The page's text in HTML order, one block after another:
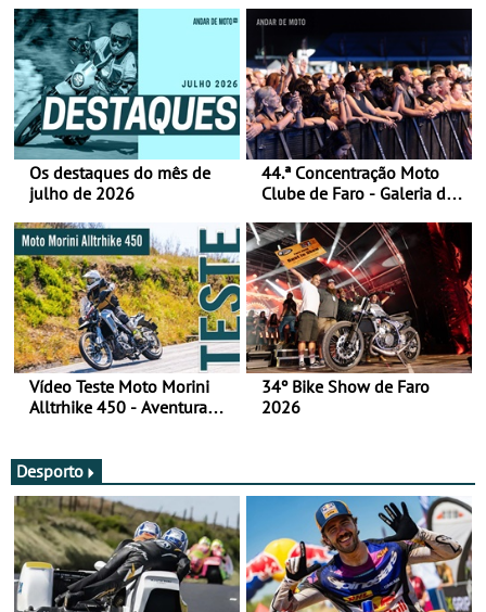
Os destaques do mês de
julho de 2026
44.ª Concentração Moto
Clube de Faro - Galeria de
Vídeo Teste Moto Morini
Alltrhike 450 - Aventura
34º Bike Show de Faro
2026
Desporto